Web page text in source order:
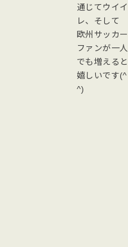
通じてウイイ
レ、そして
欧州サッカー
ファンが一人
でも増えると
嬉しいです(^
^)